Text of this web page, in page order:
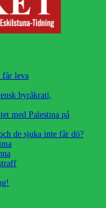
får leva
byråkrati,
med Palestina på
de sjuka inte får dö?